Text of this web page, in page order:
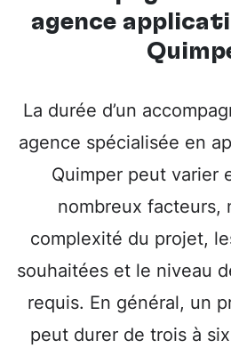
agence
La durée d’un
agence spécialisée en
Quimper peut varier
nombreux facteurs,
complexité du projet,
souhaitées et le niveau
requis. En général, un
peut durer de trois à